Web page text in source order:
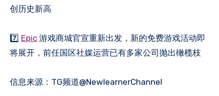
创历史新高
7️⃣ Epic 游戏商城官宣重新出发，新的免费游戏活动即
将展开，前任国区社媒运营已有多家公司抛出橄榄枝
信息来源：TG频道@NewlearnerChannel